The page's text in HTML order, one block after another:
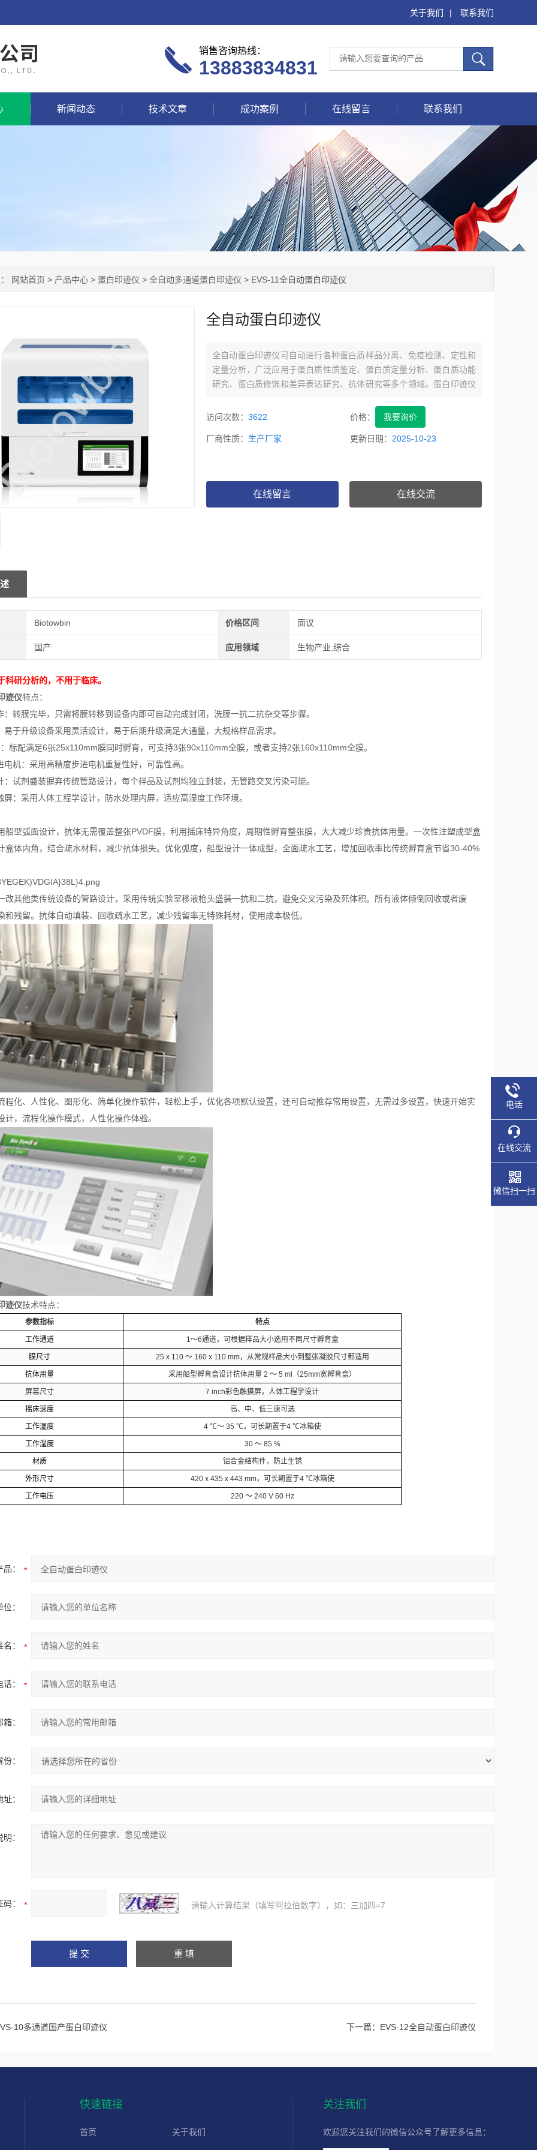
关于我们 | 联系我们
销售咨询热线：
13883834831
新闻动态 技术文章 成功案例 在线留言 联系我们
网站首页 > 产品中心 > 蛋白印迹仪 > 全自动多通道蛋白印迹仪 > EVS-11全自动蛋白印迹仪
全自动蛋白印迹仪
全自动蛋白印迹仪可自动进行各种蛋白质样品分离、免疫检测、定性和
定量分析，广泛应用于蛋白质性质鉴定、蛋白质定量分析、蛋白质功能
研究、蛋白质修饰和差异表达研究、抗体研究等多个领域。蛋白印迹仪
测样品中的蛋白质，帮助科学家们更好地理解生命过程中蛋白质的作
访问次数： 3622 价格： 我要询价
厂商性质： 生产厂家 更新日期： 2025-10-23
在线留言 在线交流
Biotowbin 价格区间 面议
国产 应用领域 生物产业,综合
科研分析的，不用于临床。
迹仪特点：
：转膜完毕，只需将膜转移到设备内即可自动完成封闭，洗膜一抗二抗杂交等步骤。
易于升级设备采用灵活设计，易于后期升级满足大通量，大规格样品需求。
标配满足6张25x110mm膜同时孵育，可支持3张90x110mm全膜，或者支持2张160x110mm全膜。
电机：采用高精度步进电机重复性好，可靠性高。
：试剂盛装摒弃传统管路设计，每个样品及试剂均独立封装，无管路交叉污染可能。
屏：采用人体工程学设计，防水处理内屏，适应高湿度工作环境。
船型弧面设计，抗体无需覆盖整张PVDF膜，利用摇床特异角度，周期性孵育整张膜，大大减少珍贵抗体用量。一次性注塑成型盒
盒体内角，结合疏水材料，减少抗体损失。优化弧度，船型设计一体成型，全面疏水工艺，增加回收率比传统孵育盒节省30-40%
改其他类传统设备的管路设计，采用传统实验室移液枪头盛装一抗和二抗，避免交叉污染及死体积。所有液体倾倒回收或者废
和残留。抗体自动填装、回收疏水工艺，减少残留率无特殊耗材，使用成本极低。
程化、人性化、图形化、简单化操作软件，轻松上手，优化各项默认设置，还可自动推荐常用设置，无需过多设置，快速开始实
计，流程化操作模式，人性化操作体验。
迹仪技术特点：
参数指标 特点
工作通道 1～6通道，可根据样品大小选用不同尺寸孵育盒
膜尺寸 25 x 110 ～ 160 x 110 mm，从常规样品大小到整张凝胶尺寸都适用
抗体用量 采用船型孵育盒设计抗体用量 2 ～ 5 ml（25mm宽孵育盒）
屏幕尺寸 7 inch彩色触摸屏，人体工程学设计
摇床速度 高、中、低三速可选
工作温度 4 ℃～ 35 ℃，可长期置于4 ℃冰箱使
工作湿度 30 ～ 85 %
材质 铝合金结构件，防止生锈
外形尺寸 420 x 435 x 443 mm，可长期置于4 ℃冰箱使
工作电压 220 ～ 240 V 60 Hz
品：
：
：
：
：
份：
：
：
： 请输入计算结果（填写阿拉伯数字），如：三加四=7
10多通道国产蛋白印迹仪 下一篇： EVS-12全自动蛋白印迹仪
快速链接
首页 关于我们
关注我们
欢迎您关注我们的微信公众号了解更多信息：
电话
在线交流
微信扫一扫